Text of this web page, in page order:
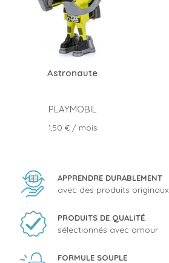
Astronaute
PLAYMOBIL
Prix
1,50 €/ mois
APPRENDRE DURABLEMENT
avec des produits originaux
PRODUITS DE QUALITÉ
sélectionnés avec amour
FORMULE SOUPLE